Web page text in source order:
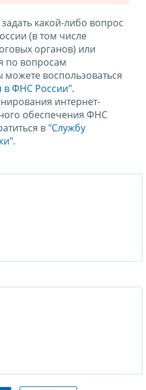
какой-либо вопрос
(в том числе
органов) или
по вопросам
воспользоваться
в ФНС России".
интернет-
обеспечения ФНС
в "Службу